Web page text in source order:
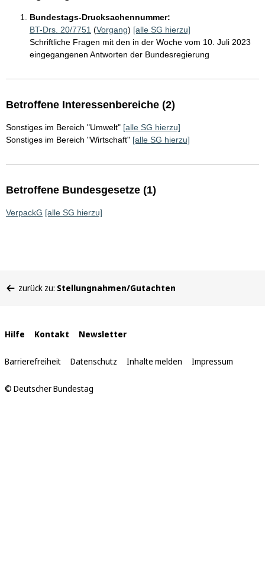
Bundestags-Drucksachennummer:
BT-Drs. 20/7751 (Vorgang) [alle SG hierzu]
Schriftliche Fragen mit den in der Woche vom 10. Juli 2023
eingegangenen Antworten der Bundesregierung
Betroffene Interessenbereiche (2)
Sonstiges im Bereich "Umwelt" [alle SG hierzu]
Sonstiges im Bereich "Wirtschaft" [alle SG hierzu]
Betroffene Bundesgesetze (1)
VerpackG [alle SG hierzu]
befinden
zurück zu: Stellungnahmen/Gutachten
Interne
Links
Hilfe Kontakt Newsletter
Barrierefreiheit Datenschutz Inhalte melden Impressum
© Deutscher Bundestag